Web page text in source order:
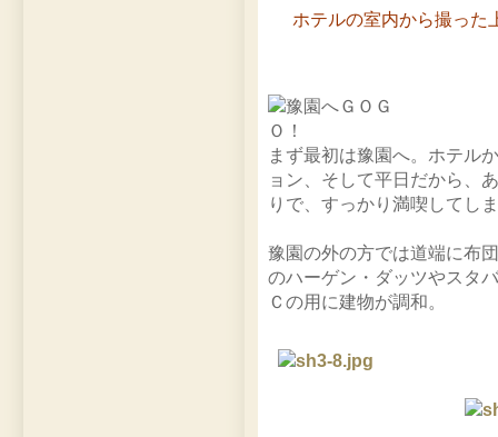
ホテルの室内から撮った
まず最初は豫園へ。ホテル
ョン、そして平日だから、
りで、すっかり満喫してし
豫園の外の方では道端に布
のハーゲン・ダッツやスタ
Ｃの用に建物が調和。